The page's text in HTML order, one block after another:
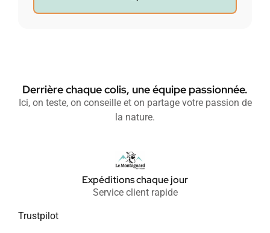
Derrière chaque colis, une équipe passionnée.
Ici, on teste, on conseille et on partage votre passion de
la nature.
Expéditions chaque jour
Service client rapide
Trustpilot